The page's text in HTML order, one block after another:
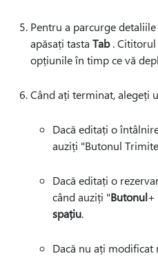
Pentru a parcurge
apăsați tasta Tab. Cititorul
opțiunile în timp ce vă
Când ați terminat, alegeți
Dacă editați o
auziți "Butonul
Dacă editați o
când auziți "Butonul+
spațiu.
Dacă nu ați